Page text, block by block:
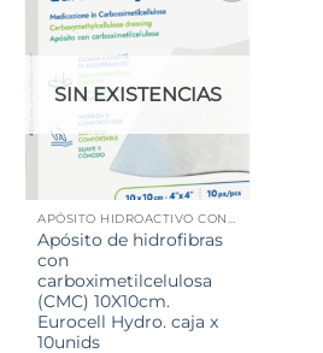
SIN EXISTENCIAS
APÓSITO HIDROACTIVO CON CARBOXIMETILCELULOSA (CMC)
Apósito de hidrofibras
con
carboximetilcelulosa
(CMC) 10X10cm.
Eurocell Hydro. caja x
10unids